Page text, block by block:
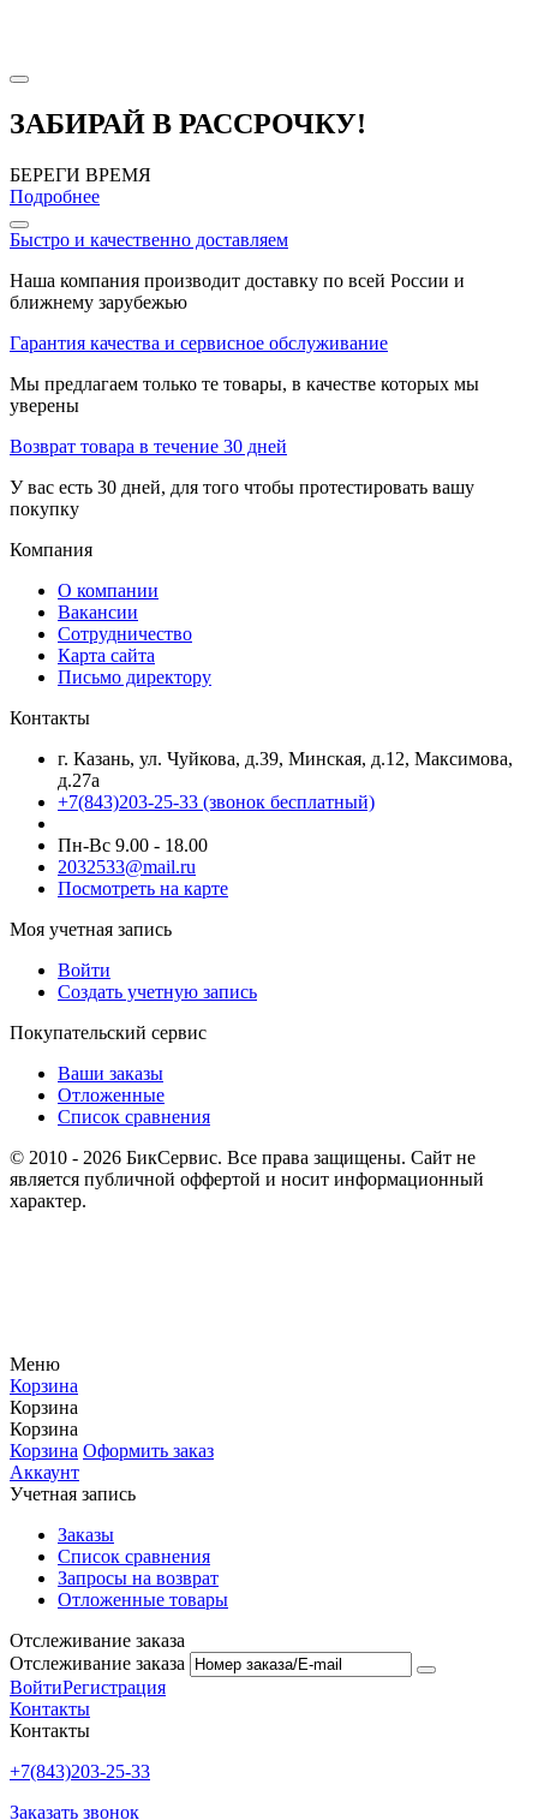
ЗАБИРАЙ В РАССРОЧКУ!
БЕРЕГИ ВРЕМЯ
Подробнее
Быстро и качественно доставляем
Наша компания производит доставку по всей России и
ближнему зарубежью
Гарантия качества и сервисное обслуживание
Мы предлагаем только те товары, в качестве которых мы
уверены
Возврат товара в течение 30 дней
У вас есть 30 дней, для того чтобы протестировать вашу
покупку
Компания
О компании
Вакансии
Сотрудничество
Карта сайта
Письмо директору
Контакты
г. Казань, ул. Чуйкова, д.39, Минская, д.12, Максимова,
д.27а
+7(843)203-25-33 (звонок бесплатный)
Пн-Вс 9.00 - 18.00
2032533@mail.ru
Посмотреть на карте
Моя учетная запись
Войти
Создать учетную запись
Покупательский сервис
Ваши заказы
Отложенные
Список сравнения
© 2010 - 2026 БикСервис. Все права защищены. Сайт не
является публичной оффертой и носит информационный
характер.
Меню
Корзина
Корзина
Корзина
Корзина Оформить заказ
Аккаунт
Учетная запись
Заказы
Список сравнения
Запросы на возврат
Отложенные товары
Отслеживание заказа
Отслеживание заказа
ВойтиРегистрация
Контакты
Контакты
+7(843)203-25-33
Заказать звонок